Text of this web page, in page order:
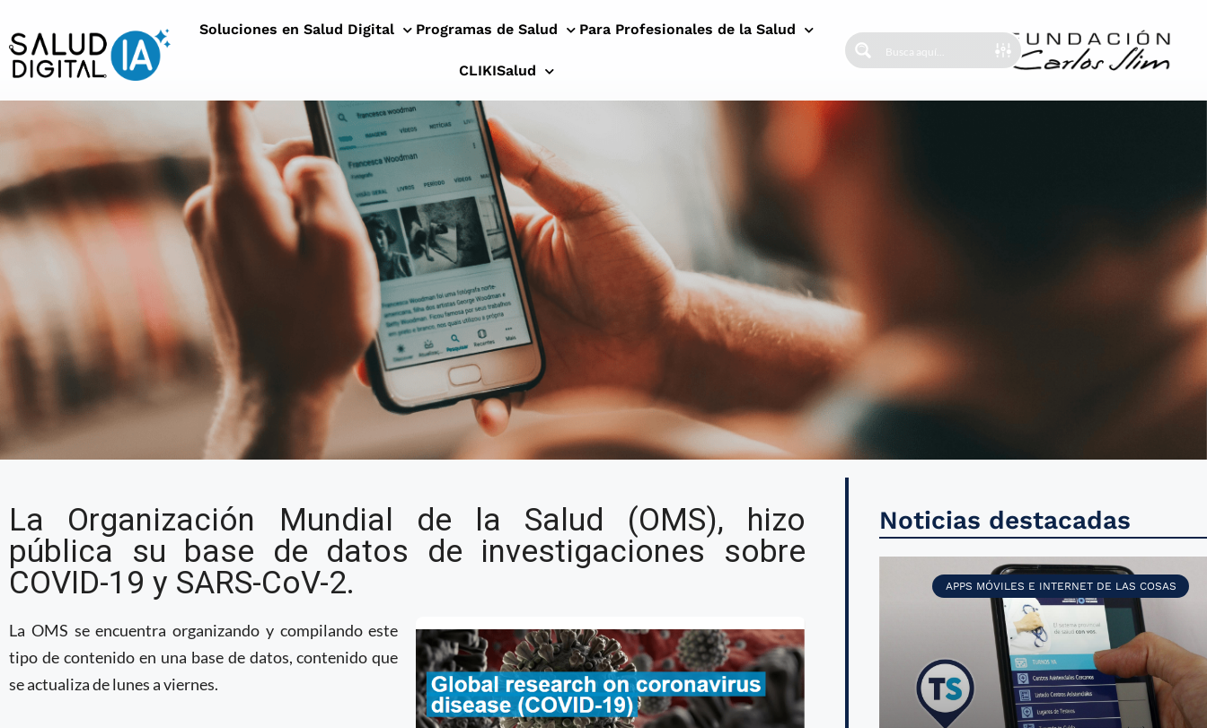
Soluciones en Salud Digital Programas de Salud Para Profesionales de la Salud
CLIKISalud
OMS da a conocer investigaciones
Globales sobre COVID-19
La Organización Mundial de la Salud (OMS), hizo
pública su base de datos de investigaciones sobre
COVID-19 y SARS-CoV-2.
La OMS se encuentra organizando y compilando este
tipo de contenido en una base de datos, contenido que
se actualiza de lunes a viernes.
Noticias destacadas
APPS MÓVILES E INTERNET DE LAS COSAS